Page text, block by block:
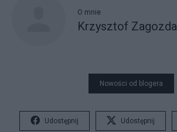
O mnie
Krzysztof Zagozda
Nowości od blogera
Udostępnij Udostępnij